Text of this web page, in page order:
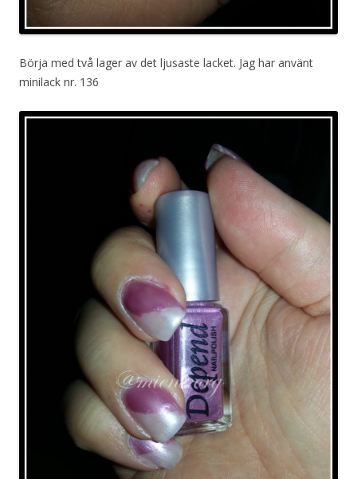
Börja med två lager av det ljusaste lacket. Jag har använt
minilack nr. 136